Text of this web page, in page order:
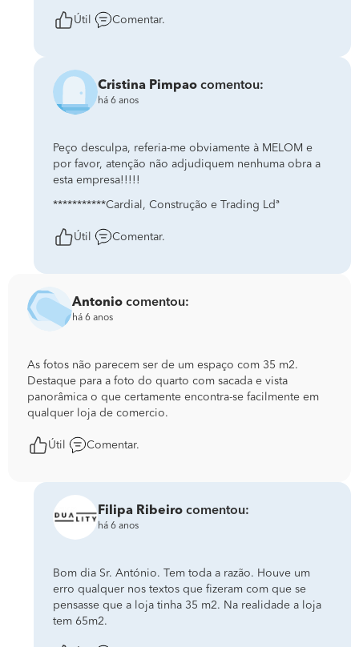
Útil Comentar.
Cristina Pimpao comentou:
há 6 anos
Peço desculpa, referia-me obviamente à MELOM e
por favor, atenção não adjudiquem nenhuma obra a
esta empresa!!!!!
***********Cardial, Construção e Trading Ldª
Útil Comentar.
Antonio comentou:
há 6 anos
As fotos não parecem ser de um espaço com 35 m2.
Destaque para a foto do quarto com sacada e vista
panorâmica o que certamente encontra-se facilmente em
qualquer loja de comercio.
Útil Comentar.
Filipa Ribeiro comentou:
há 6 anos
Bom dia Sr. António. Tem toda a razão. Houve um
erro qualquer nos textos que fizeram com que se
pensasse que a loja tinha 35 m2. Na realidade a loja
tem 65m2.